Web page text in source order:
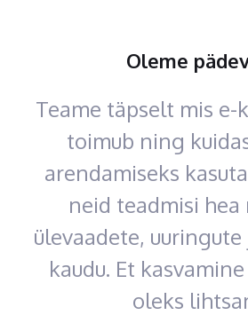
Oleme
Teame täpselt mis e-
toimub ning
arendamiseks
neid teadmisi hea
ülevaadete,
kaudu. Et
oleks